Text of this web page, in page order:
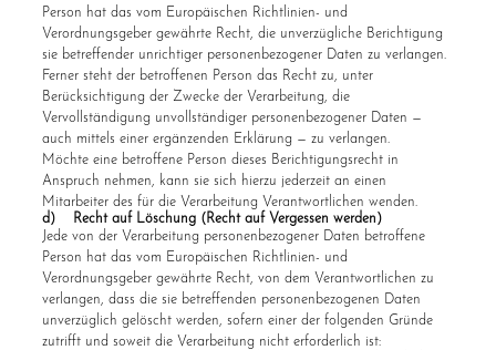
Person hat das vom Europäischen Richtlinien- und
Verordnungsgeber gewährte Recht, die unverzügliche Berichtigung
sie betreffender unrichtiger personenbezogener Daten zu verlangen.
Ferner steht der betroffenen Person das Recht zu, unter
Berücksichtigung der Zwecke der Verarbeitung, die
Vervollständigung unvollständiger personenbezogener Daten —
auch mittels einer ergänzenden Erklärung — zu verlangen.
Möchte eine betroffene Person dieses Berichtigungsrecht in
Anspruch nehmen, kann sie sich hierzu jederzeit an einen
Mitarbeiter des für die Verarbeitung Verantwortlichen wenden.
d) Recht auf Löschung (Recht auf Vergessen werden)
Jede von der Verarbeitung personenbezogener Daten betroffene
Person hat das vom Europäischen Richtlinien- und
Verordnungsgeber gewährte Recht, von dem Verantwortlichen zu
verlangen, dass die sie betreffenden personenbezogenen Daten
unverzüglich gelöscht werden, sofern einer der folgenden Gründe
zutrifft und soweit die Verarbeitung nicht erforderlich ist: